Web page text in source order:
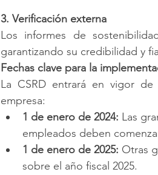
3. Verificación externa
Los informes de
garantizando su credibilidad y
Fechas clave para la
La CSRD entrará en vigor
empresa:
1 de enero de 2024: Las
empleados deben
1 de enero de 2025: Otras
sobre el año fiscal 2025.